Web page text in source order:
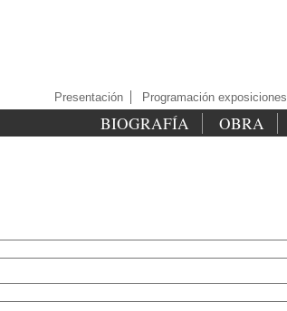
Presentación Programación exposiciones
BIOGRAFÍA OBRA